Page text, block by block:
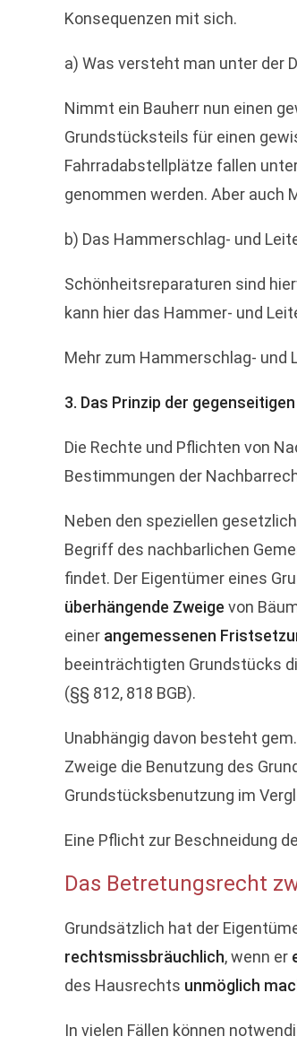
Konsequenzen mit sich.
a) Was versteht man unter der
Nimmt ein Bauherr nun einen
Grundstücksteils für einen
Fahrradabstellplätze fallen
genommen werden. Aber auch
b) Das Hammerschlag- und
Schönheitsreparaturen sind
kann hier das Hammer- und
Mehr zum Hammerschlag- und
3. Das Prinzip der
Die Rechte und Pflichten von
Bestimmungen der
Neben den speziellen
Begriff des nachbarlichen
findet. Der Eigentümer eines
überhängende Zweige von
einer angemessenen
beeinträchtigten Grundstücks
(§§ 812, 818 BGB).
Unabhängig davon besteht
Zweige die Benutzung des
Grundstücksbenutzung im
Eine Pflicht zur Beschneidung
Das Betretungsrecht
Grundsätzlich hat der
rechtsmissbräuchlich, wenn er
des Hausrechts unmöglich
In vielen Fällen können